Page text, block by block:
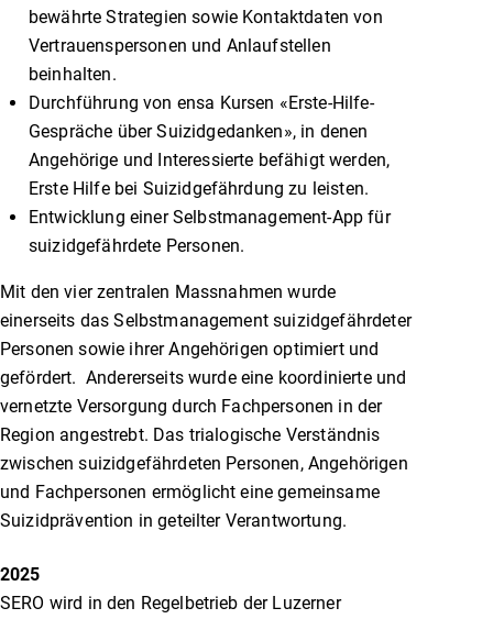
bewährte Strategien sowie Kontaktdaten von
Vertrauenspersonen und Anlaufstellen
beinhalten.
Durchführung von ensa Kursen «Erste-Hilfe-
Gespräche über Suizidgedanken», in denen
Angehörige und Interessierte befähigt werden,
Erste Hilfe bei Suizidgefährdung zu leisten.
Entwicklung einer Selbstmanagement-App für
suizidgefährdete Personen.
Mit den vier zentralen Massnahmen wurde
einerseits das Selbstmanagement suizidgefährdeter
Personen sowie ihrer Angehörigen optimiert und
gefördert. Andererseits wurde eine koordinierte und
vernetzte Versorgung durch Fachpersonen in der
Region angestrebt. Das trialogische Verständnis
zwischen suizidgefährdeten Personen, Angehörigen
und Fachpersonen ermöglicht eine gemeinsame
Suizidprävention in geteilter Verantwortung.
2025
SERO wird in den Regelbetrieb der Luzerner